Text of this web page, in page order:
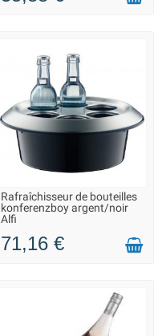
LIVRAISON 2 À 3 JOURS
Rafraîchisseur de bouteilles
konferenzboy argent/noir
Alfi
71,16 €